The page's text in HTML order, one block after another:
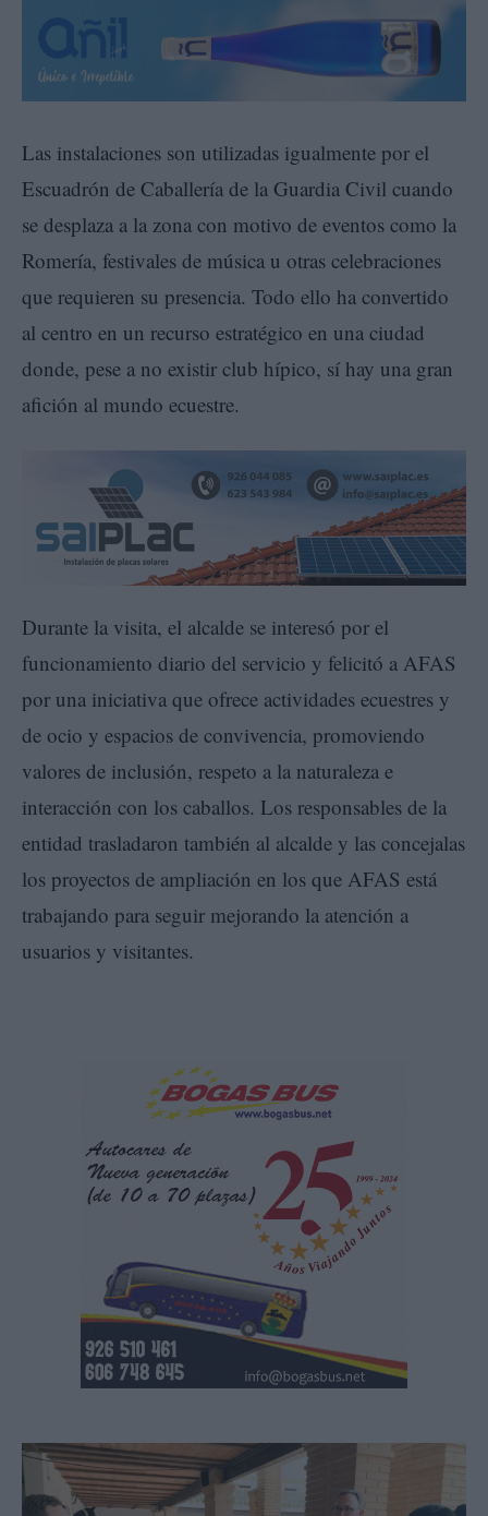
Las instalaciones son utilizadas igualmente por el
Escuadrón de Caballería de la Guardia Civil cuando
se desplaza a la zona con motivo de eventos como la
Romería, festivales de música u otras celebraciones
que requieren su presencia. Todo ello ha convertido
al centro en un recurso estratégico en una ciudad
donde, pese a no existir club hípico, sí hay una gran
afición al mundo ecuestre.
Durante la visita, el alcalde se interesó por el
funcionamiento diario del servicio y felicitó a AFAS
por una iniciativa que ofrece actividades ecuestres y
de ocio y espacios de convivencia, promoviendo
valores de inclusión, respeto a la naturaleza e
interacción con los caballos. Los responsables de la
entidad trasladaron también al alcalde y las concejalas
los proyectos de ampliación en los que AFAS está
trabajando para seguir mejorando la atención a
usuarios y visitantes.